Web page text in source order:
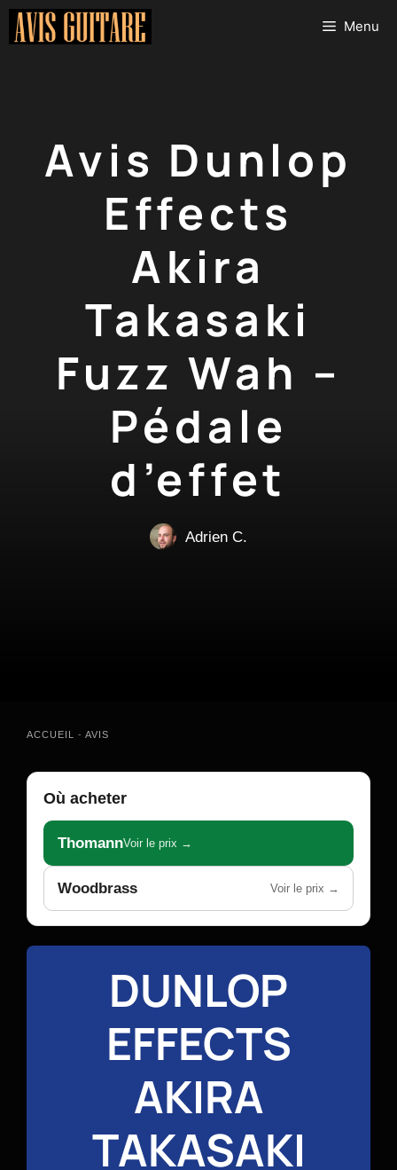
Aller
Menu
Avis Dunlop
Effects
Akira
Takasaki
Fuzz Wah –
Pédale
d’effet
Adrien C.
ACCUEIL - AVIS
Où acheter
ThomannVoir le prix →
Woodbrass Voir le prix →
DUNLOP
EFFECTS
AKIRA
TAKASAKI